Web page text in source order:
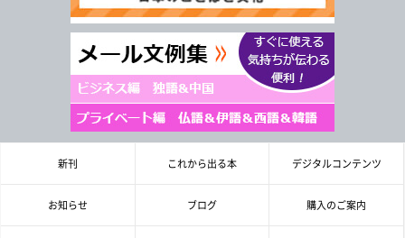
新刊 これから出る本 デジタルコンテンツ
お知らせ ブログ 購入のご案内